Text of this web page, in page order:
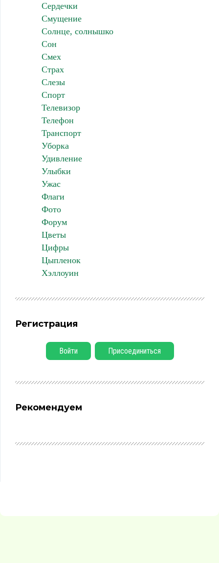
Сердечки
Смущение
Солнце, солнышко
Сон
Смех
Страх
Слезы
Спорт
Телевизор
Телефон
Транспорт
Уборка
Удивление
Улыбки
Ужас
Флаги
Фото
Форум
Цветы
Цифры
Цыпленок
Хэллоуин
Регистрация
Войти Присоединиться
Рекомендуем